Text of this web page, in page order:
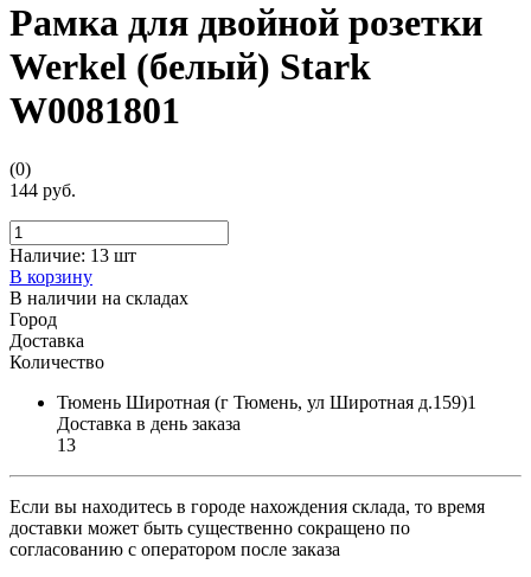
Рамка для двойной розетки
Werkel (белый) Stark
W0081801
(0)
144 руб.
Наличие: 13 шт
В корзину
В наличии на складах
Город
Доставка
Количество
Тюмень Широтная (г Тюмень, ул Широтная д.159)1
Доставка в день заказа
13
Если вы находитесь в городе нахождения склада, то время
доставки может быть существенно сокращено по
согласованию с оператором после заказа